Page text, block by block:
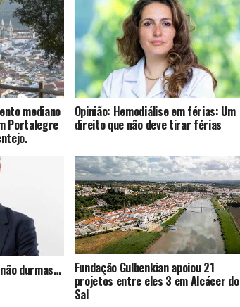
mediano
Portalegre
Opinião: Hemodiálise em férias: Um
direito que não deve tirar férias
durmas… Fundação Gulbenkian apoiou 21
projetos entre eles 3 em Alcácer do
Sal